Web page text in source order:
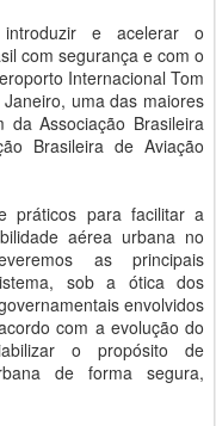
e acelerar o
com segurança e com o
Internacional Tom
uma das maiores
Associação Brasileira
Brasileira de Aviação
práticos para facilitar a
aérea urbana no
as principais
sob a ótica dos
envolvidos
com a evolução do
o propósito de
de forma segura,